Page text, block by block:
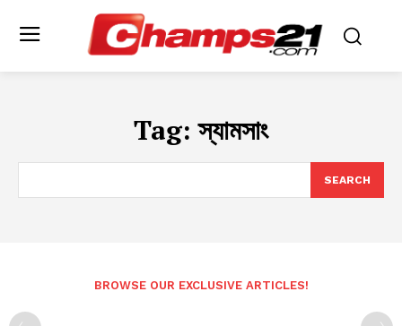
Tag:স্যামসাং
SEARCH
BROWSE OUR EXCLUSIVE ARTICLES!